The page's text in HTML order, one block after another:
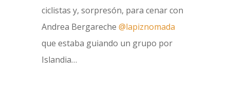
ciclistas y, sorpresón, para cenar con
Andrea Bergareche @lapiznomada
que estaba guiando un grupo por
Islandia…